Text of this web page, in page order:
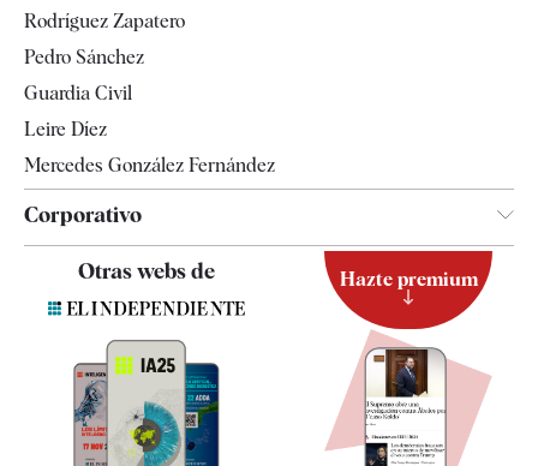
Televisión
Rodríguez Zapatero
Pedro Sánchez
Guardia Civil
Leire Díez
Mercedes González Fernández
Corporativo
Contacto
Quiénes somos
Especificaciones
Otras webs de Hazte premium